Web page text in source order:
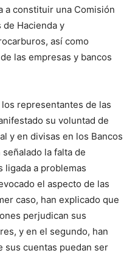
a constituir una Comisión
Hacienda y
así como
las empresas y bancos
representantes de las
su voluntad de
y en divisas en los Bancos
la falta de
ligada a problemas
el aspecto de las
caso, han explicado que
perjudican sus
y en el segundo, han
sus cuentas puedan ser